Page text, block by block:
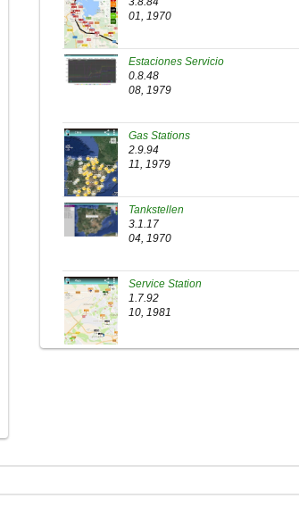
01, 1970
Estaciones Servicio
0.8.48
08, 1979
Gas Stations
2.9.94
11, 1979
Tankstellen
3.1.17
04, 1970
Service Station
1.7.92
10, 1981